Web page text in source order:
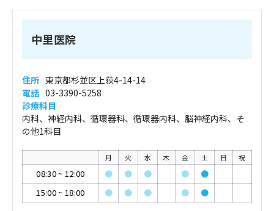
中里医院
住所 東京都杉並区上荻4-14-14
電話 03-3390-5258
診療科目
内科、神経内科、循環器科、循環器内科、脳神経内科、そ
の他1科目
月 火 水 木 金 土 日 祝
08:30~ 12:00 ● ● ● ●
●
15:00~ 18:00 ● ● ● ● ●